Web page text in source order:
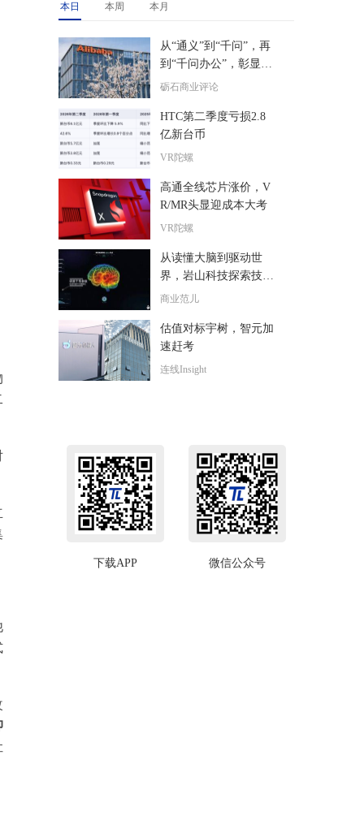
本日 本周 本月
从“通义”到“千问”，再
到“千问办公”，彰显了
阿里核心层的精准决策
砺石商业评论
HTC第二季度亏损2.8
亿新台币
VR陀螺
高通全线芯片涨价，V
R/MR头显迎成本大考
VR陀螺
从读懂大脑到驱动世
界，岩山科技探索技术
落地“最后一公里”
商业范儿
估值对标宇树，智元加
速赶考
连线Insight
下载APP 微信公众号